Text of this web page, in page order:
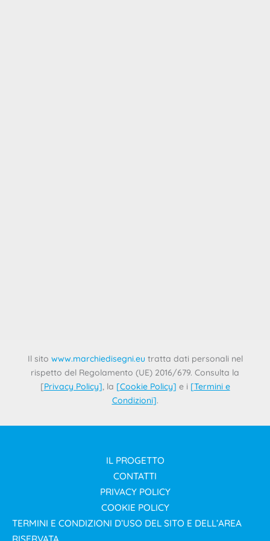
Il sito www.marchiedisegni.eu tratta dati personali nel
rispetto del Regolamento (UE) 2016/679. Consulta la
[Privacy Policy], la [Cookie Policy] e i [Termini e
Condizioni].
IL PROGETTO
CONTATTI
PRIVACY POLICY
COOKIE POLICY
TERMINI E CONDIZIONI D’USO DEL SITO E DELL’AREA